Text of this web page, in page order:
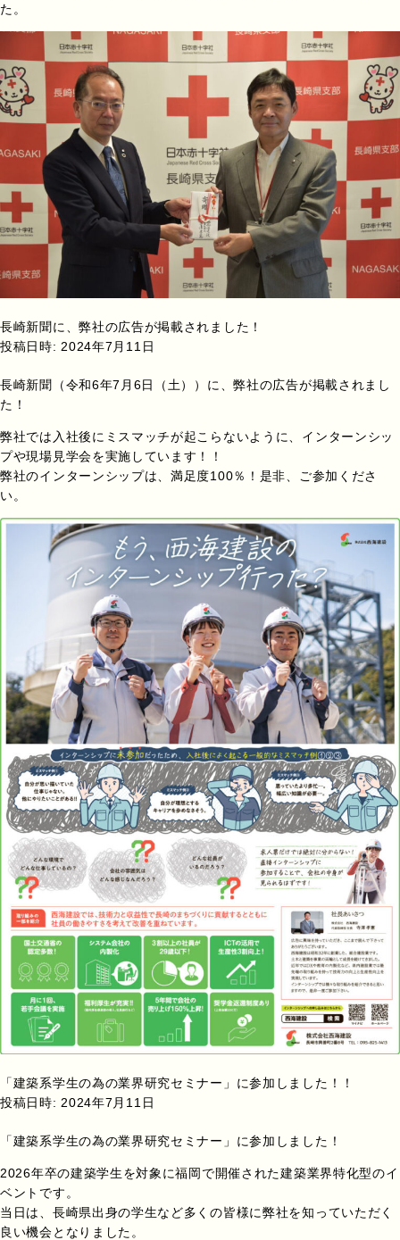
た。
長崎新聞に、弊社の広告が掲載されました！
投稿日時: 2024年7月11日
長崎新聞（令和6年7月6日（土））に、弊社の広告が掲載されまし
た！
弊社では入社後にミスマッチが起こらないように、インターンシッ
プや現場見学会を実施しています！！
弊社のインターンシップは、満足度100％！是非、ご参加くださ
い。
「建築系学生の為の業界研究セミナー」に参加しました！！
投稿日時: 2024年7月11日
「建築系学生の為の業界研究セミナー」に参加しました！
2026年卒の建築学生を対象に福岡で開催された建築業界特化型のイ
ベントです。
当日は、長崎県出身の学生など多くの皆様に弊社を知っていただく
良い機会となりました。